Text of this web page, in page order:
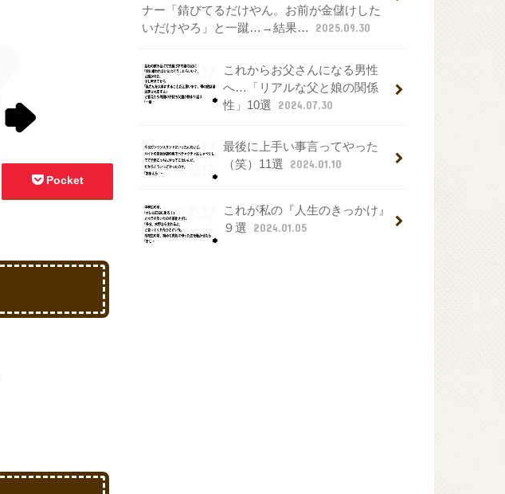
Pocket
ナー「錆びてるだけやん。お前が金儲けした
いだけやろ」と一蹴…→結果…
2025.09.30
これからお父さんになる男性
へ…「リアルな父と娘の関係
性」10選
2024.07.30
最後に上手い事言ってやった
（笑）11選
2024.01.10
これが私の『人生のきっかけ』
９選
2024.01.05